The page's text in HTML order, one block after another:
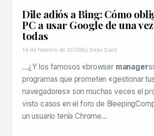
Dile adiós a Bing: Cómo
PC a usar Google de una
todas
14 de febrero de 2026By Deivi Sanz
…¿Y los famosos «browser manager
programas que prometen «gestionar
navegadores» son muchas veces el
visto casos en el foro de
un usuario tenía Chrome…